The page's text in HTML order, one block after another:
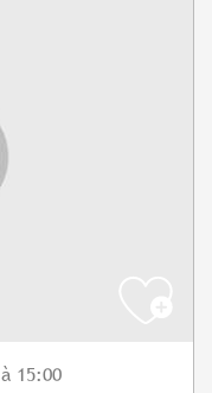
à 15:00